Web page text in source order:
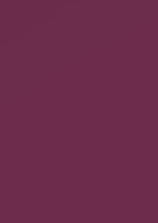
dépôt (nous
/var/svn --no-create-